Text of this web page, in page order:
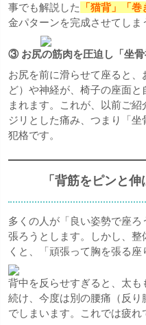
事でも解説した
「猫背」「
金パターンを完成させてしま
③ お尻の筋肉を圧迫し「坐
お尻を前に滑らせて座ると
ど）や神経が、椅子の座面
まれます。これが、以前ご
ジリとした痛み、つまり「
犯格です。
「背筋をピンと
多くの人が「良い姿勢で座
張ろうとします。しかし、
くと、「頑張って胸を張る座
背中を反らせすぎると、太
続け、今度は別の腰痛（反
でしまいます。これでは疲れ